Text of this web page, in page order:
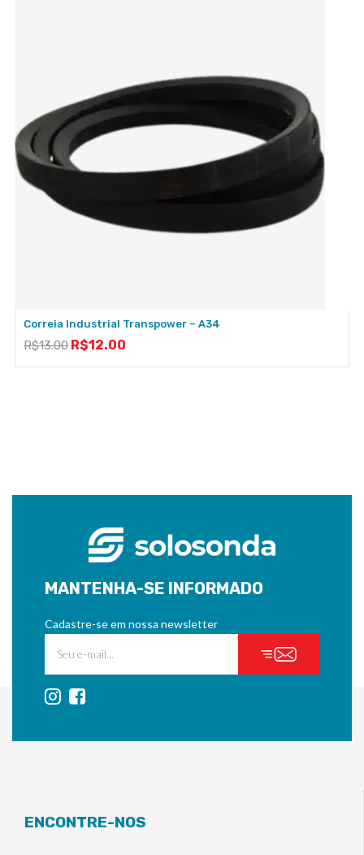
Correia Industrial Transpower – A34
R$13.00 R$12.00
MANTENHA-SE INFORMADO
Cadastre-se em nossa newsletter
ENCONTRE-NOS